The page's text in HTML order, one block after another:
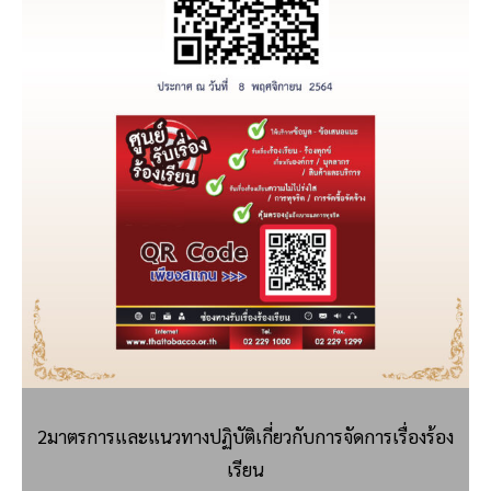
2มาตรการและแนวทางปฏิบัติเกี่ยวกับการจัดการเรื่องร้อง
เรียน